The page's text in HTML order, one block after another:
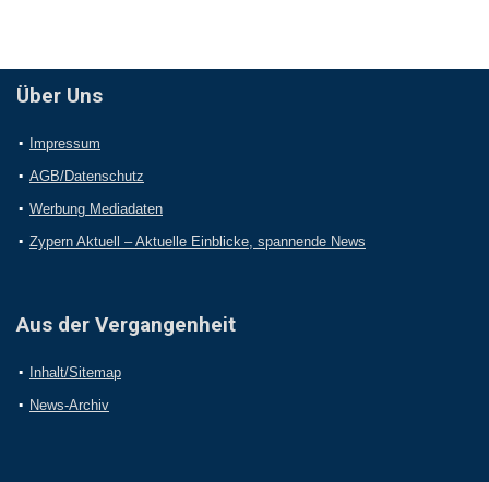
Über Uns
Impressum
AGB/Datenschutz
Werbung Mediadaten
Zypern Aktuell – Aktuelle Einblicke, spannende News
Aus der Vergangenheit
Inhalt/Sitemap
News-Archiv